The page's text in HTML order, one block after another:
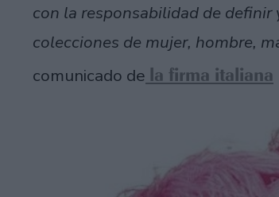
con la responsabilidad de
colecciones de mujer, hombre,
comunicado de la firma italiana